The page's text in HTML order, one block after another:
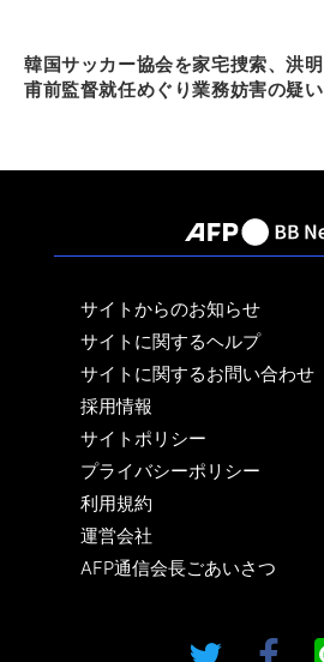
韓国サッカー協会を家宅捜索、洪明
甫前監督就任めぐり業務妨害の疑い
サイトからのお知らせ
サイトに関するヘルプ
サイトに関するお問い合わせ
採用情報
サイトポリシー
プライバシーポリシー
利用規約
運営会社
AFP通信会長ごあいさつ